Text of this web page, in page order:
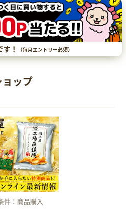
す！ （毎月エントリー必須）
ップ
件：商品購入